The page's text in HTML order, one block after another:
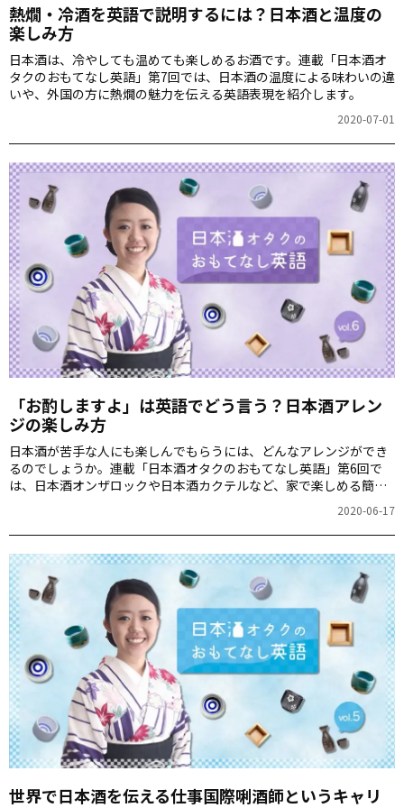
熱燗・冷酒を英語で説明するには？日本酒と温度の
楽しみ方
日本酒は、冷やしても温めても楽しめるお酒です。連載「日本酒オ
タクのおもてなし英語」第7回では、日本酒の温度による味わいの違
いや、外国の方に熱燗の魅力を伝える英語表現を紹介します。
2020-07-01
「お酌しますよ」は英語でどう言う？日本酒アレン
ジの楽しみ方
日本酒が苦手な人にも楽しんでもらうには、どんなアレンジができ
るのでしょうか。連載「日本酒オタクのおもてなし英語」第6回で
は、日本酒オンザロックや日本酒カクテルなど、家で楽しめる簡単
2020-06-17
世界で日本酒を伝える仕事――国際唎酒師というキャリ